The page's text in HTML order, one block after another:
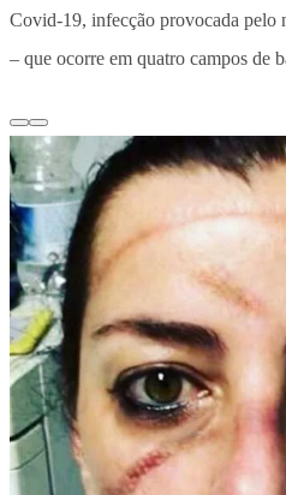
Covid-19, infecção provocada pelo
– que ocorre em quatro campos de